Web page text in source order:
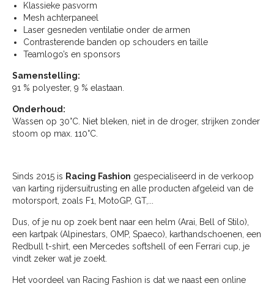
Klassieke pasvorm
Mesh achterpaneel
Laser gesneden ventilatie onder de armen
Contrasterende banden op schouders en taille
Teamlogo’s en sponsors
Samenstelling:
91 % polyester, 9 % elastaan.
Onderhoud:
Wassen op 30°C. Niet bleken, niet in de droger, strijken zonder
stoom op max. 110°C.
Sinds 2015 is Racing Fashion gespecialiseerd in de verkoop
van karting rijdersuitrusting en alle producten afgeleid van de
motorsport, zoals F1, MotoGP, GT,...
Dus, of je nu op zoek bent naar een helm (Arai, Bell of Stilo),
een kartpak (Alpinestars, OMP, Spaeco), karthandschoenen, een
Redbull t-shirt, een Mercedes softshell of een Ferrari cup, je
vindt zeker wat je zoekt.
Het voordeel van Racing Fashion is dat we naast een online